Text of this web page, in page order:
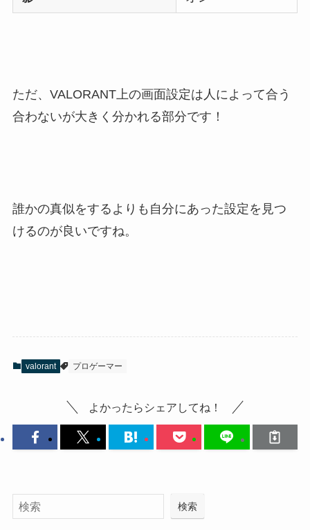
ただ、VALORANT上の画面設定は人によって合う
合わないが大きく分かれる部分です！
誰かの真似をするよりも自分にあった設定を見つ
けるのが良いですね。
valorant プロゲーマー
よかったらシェアしてね！
検索